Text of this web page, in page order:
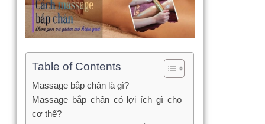
Table of Contents
Massage bắp chân là gì?
Massage bắp chân có lợi ích gì cho
cơ thể?